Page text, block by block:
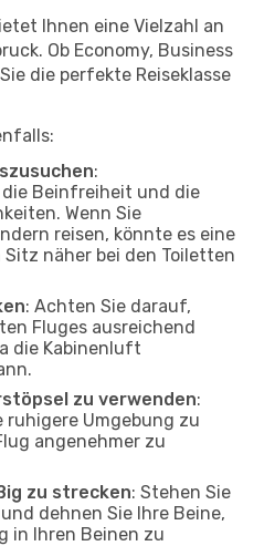
Ihnen eine Vielzahl an
Ob Economy, Business
die perfekte Reiseklasse
:
Beinfreiheit und die
Wenn Sie
reisen, könnte es eine
näher bei den Toiletten
: Achten Sie darauf,
Fluges ausreichend
die Kabinenluft
zu verwenden:
ruhigere Umgebung zu
angenehmer zu
zu strecken: Stehen Sie
dehnen Sie Ihre Beine,
in Ihren Beinen zu